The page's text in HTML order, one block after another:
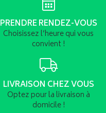
PRENDRE RENDEZ-VOUS
Choisissez l’heure qui vous
convient !
LIVRAISON CHEZ VOUS
Optez pour la livraison à
domicile !